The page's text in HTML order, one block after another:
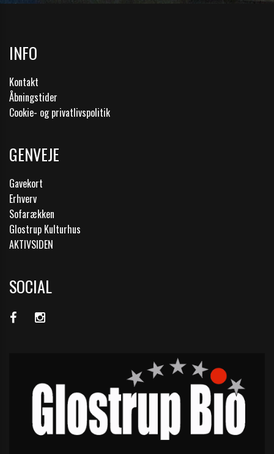
INFO
Kontakt
Åbningstider
Cookie- og privatlivspolitik
GENVEJE
Gavekort
Erhverv
Sofarækken
Glostrup Kulturhus
AKTIVSIDEN
SOCIAL